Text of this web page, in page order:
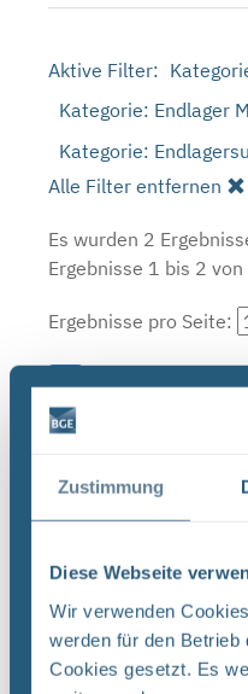
Zustimmung
Diese Webseite
Wir verwenden
werden für den Betrieb
Cookies gesetzt. Es
Aktive Filter:
Kategorie: Endlager
Kategorie:
Alle Filter entfernen
Es wurden 2
Ergebnisse 1 bis 2 von
Ergebnisse pro Seite:
1
Neugier, Skepsis,
BGE Endlager Konrad
Unterlagenbehörde
Strahlenschutz (BfS)
für Endlagerung (BGE)